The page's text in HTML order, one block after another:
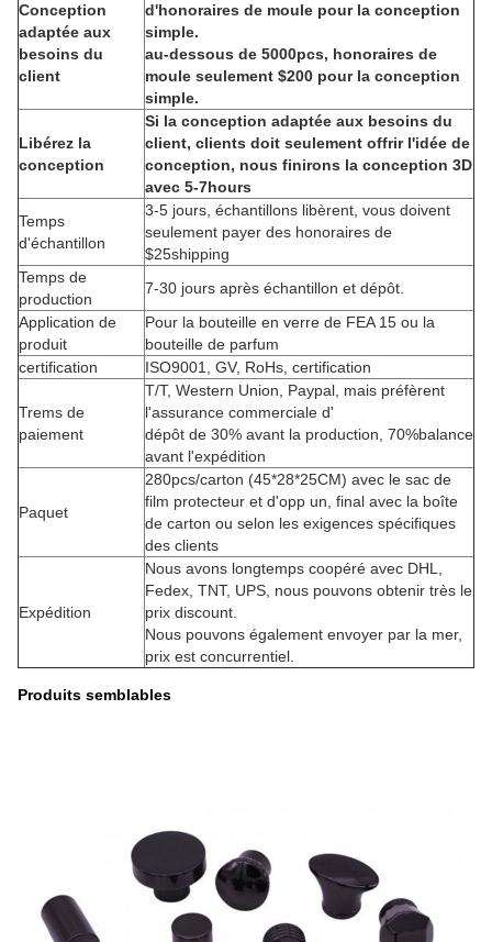
Conception
adaptée aux
besoins du
client
d'honoraires de moule pour la conception
simple.
au-dessous de 5000pcs, honoraires de
moule seulement $200 pour la conception
simple.
Libérez la
conception
Si la conception adaptée aux besoins du
client, clients doit seulement offrir l'idée de
conception, nous finirons la conception 3D
avec 5-7hours
Temps
d'échantillon
3-5 jours, échantillons libèrent, vous doivent
seulement payer des honoraires de
$25shipping
Temps de
production
7-30 jours après échantillon et dépôt.
Application de
produit
Pour la bouteille en verre de FEA 15 ou la
bouteille de parfum
certification
ISO9001, GV, RoHs, certification
Trems de
paiement
T/T, Western Union, Paypal, mais préfèrent
l'assurance commerciale d'
dépôt de 30% avant la production, 70%balance
avant l'expédition
Paquet
280pcs/carton (45*28*25CM) avec le sac de
film protecteur et d'opp un, final avec la boîte
de carton ou selon les exigences spécifiques
des clients
Expédition
Nous avons longtemps coopéré avec DHL,
Fedex, TNT, UPS, nous pouvons obtenir très le
prix discount.
Nous pouvons également envoyer par la mer,
prix est concurrentiel.
Produits semblables